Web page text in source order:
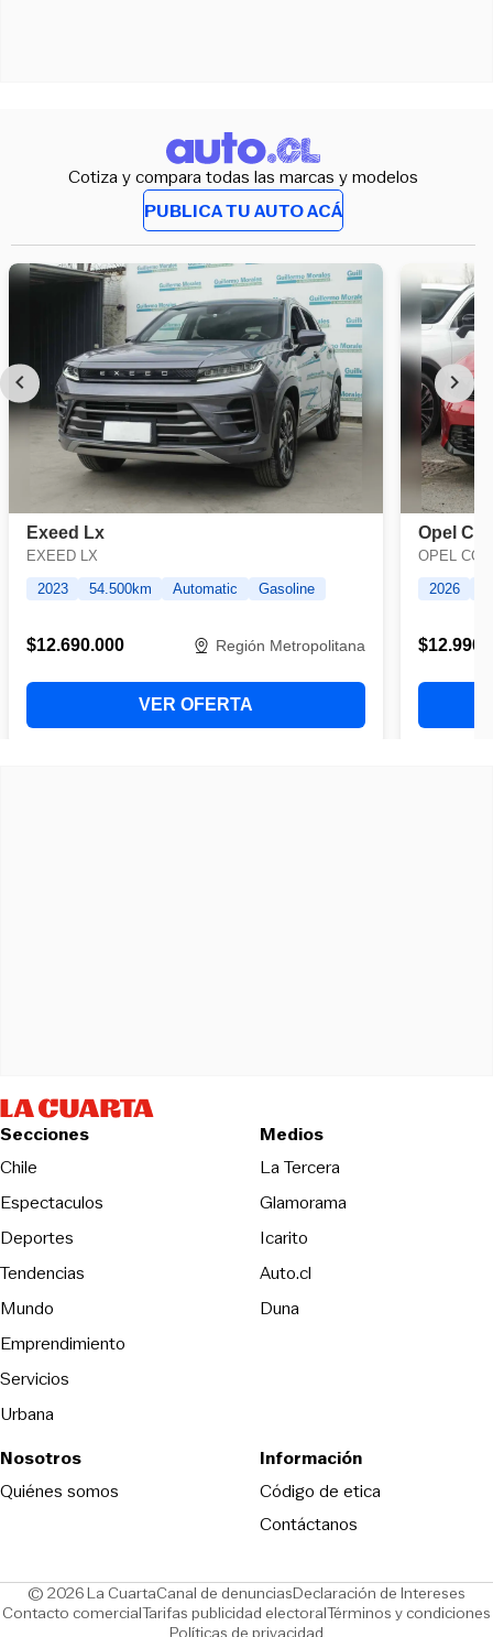
Cotiza y compara todas las marcas y modelos
PUBLICA TU AUTO ACÁ
Secciones
Chile
Espectaculos
Deportes
Tendencias
Mundo
Emprendimiento
Servicios
Urbana
Medios
La TerceraOpens in new
Glamorama
Icarito
Auto.cl
DunaOpens in new window
Nosotros
Quiénes somos
Información
Código de eticaOpens in new
Contáctanos
© 2026 La CuartaCanal de denunciasOpens in new window
Declaración de Intereses
Contacto comercialOpens in new window
Tarifas publicidad electoralOpens in new window
Términos y condiciones
Políticas de privacidad